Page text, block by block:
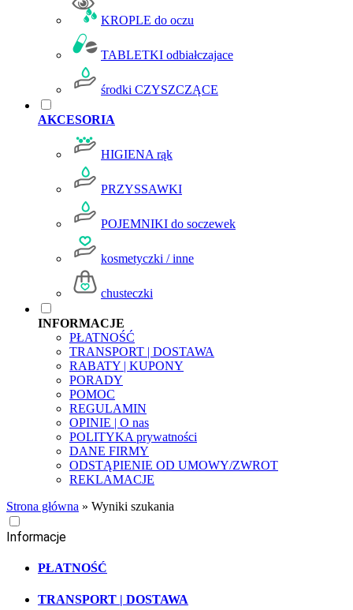
KROPLE do oczu
TABLETKI odbiałczajace
środki CZYSZCZĄCE
AKCESORIA
HIGIENA rąk
PRZYSSAWKI
POJEMNIKI do soczewek
kosmetyczki / inne
chusteczki
INFORMACJE
PŁATNOŚĆ
TRANSPORT | DOSTAWA
RABATY | KUPONY
PORADY
POMOC
REGULAMIN
OPINIE | O nas
POLITYKA prywatności
DANE FIRMY
ODSTĄPIENIE OD UMOWY/ZWROT
REKLAMACJE
Strona główna » Wyniki szukania
Informacje
PŁATNOŚĆ
TRANSPORT | DOSTAWA